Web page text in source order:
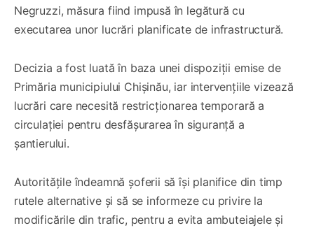
Negruzzi, măsura fiind impusă în legătură cu
executarea unor lucrări planificate de infrastructură.
Decizia a fost luată în baza unei dispoziții emise de
Primăria municipiului Chișinău, iar intervențiile vizează
lucrări care necesită restricționarea temporară a
circulației pentru desfășurarea în siguranță a
șantierului.
Autoritățile îndeamnă șoferii să își planifice din timp
rutele alternative și să se informeze cu privire la
modificările din trafic, pentru a evita ambuteiajele și